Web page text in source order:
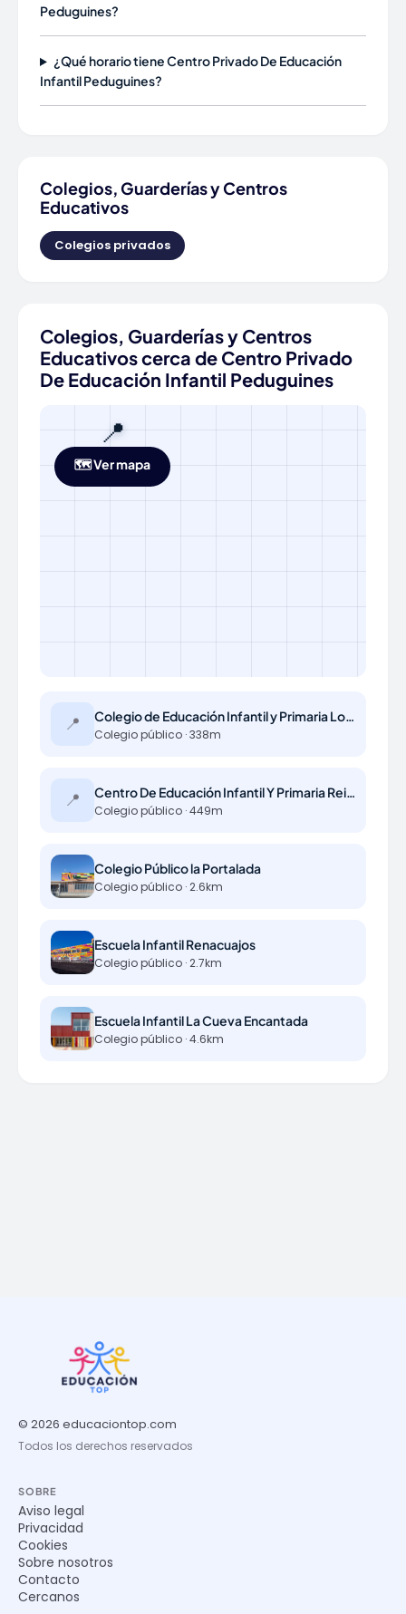
Peduguines?
¿Qué horario tiene Centro Privado De Educación
Infantil Peduguines?
Colegios, Guarderías y Centros
Educativos
Colegios privados
Colegios, Guarderías y Centros
Educativos cerca de Centro Privado
De Educación Infantil Peduguines
📍
🗺️ Ver mapa
📍 Colegio público · 338m
📍 Colegio público · 449m
Colegio Público la Portalada
Colegio público · 2.6km
Escuela Infantil Renacuajos
Colegio público · 2.7km
Escuela Infantil La Cueva Encantada
Colegio público · 4.6km
© 2026 educaciontop.com
Todos los derechos reservados
SOBRE
Aviso legal
Privacidad
Cookies
Sobre nosotros
Contacto
Cercanos